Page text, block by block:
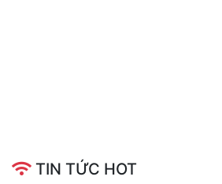
TIN TỨC HOT